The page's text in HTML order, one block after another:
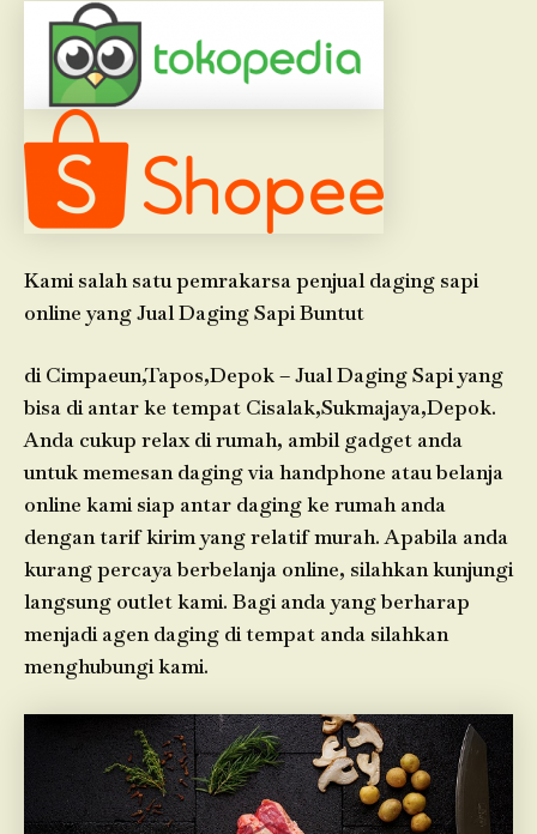
Kami salah satu pemrakarsa penjual daging sapi
online yang Jual Daging Sapi Buntut
di Cimpaeun,Tapos,Depok – Jual Daging Sapi yang
bisa di antar ke tempat Cisalak,Sukmajaya,Depok.
Anda cukup relax di rumah, ambil gadget anda
untuk memesan daging via handphone atau belanja
online kami siap antar daging ke rumah anda
dengan tarif kirim yang relatif murah. Apabila anda
kurang percaya berbelanja online, silahkan kunjungi
langsung outlet kami. Bagi anda yang berharap
menjadi agen daging di tempat anda silahkan
menghubungi kami.